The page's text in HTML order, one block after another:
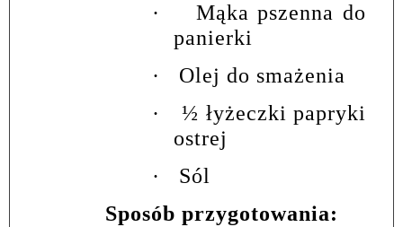
·
Mąka pszenna do
panierki
·
Olej do smażenia
·
½ łyżeczki papryki
ostrej
·
Sól
Sposób przygotowania: